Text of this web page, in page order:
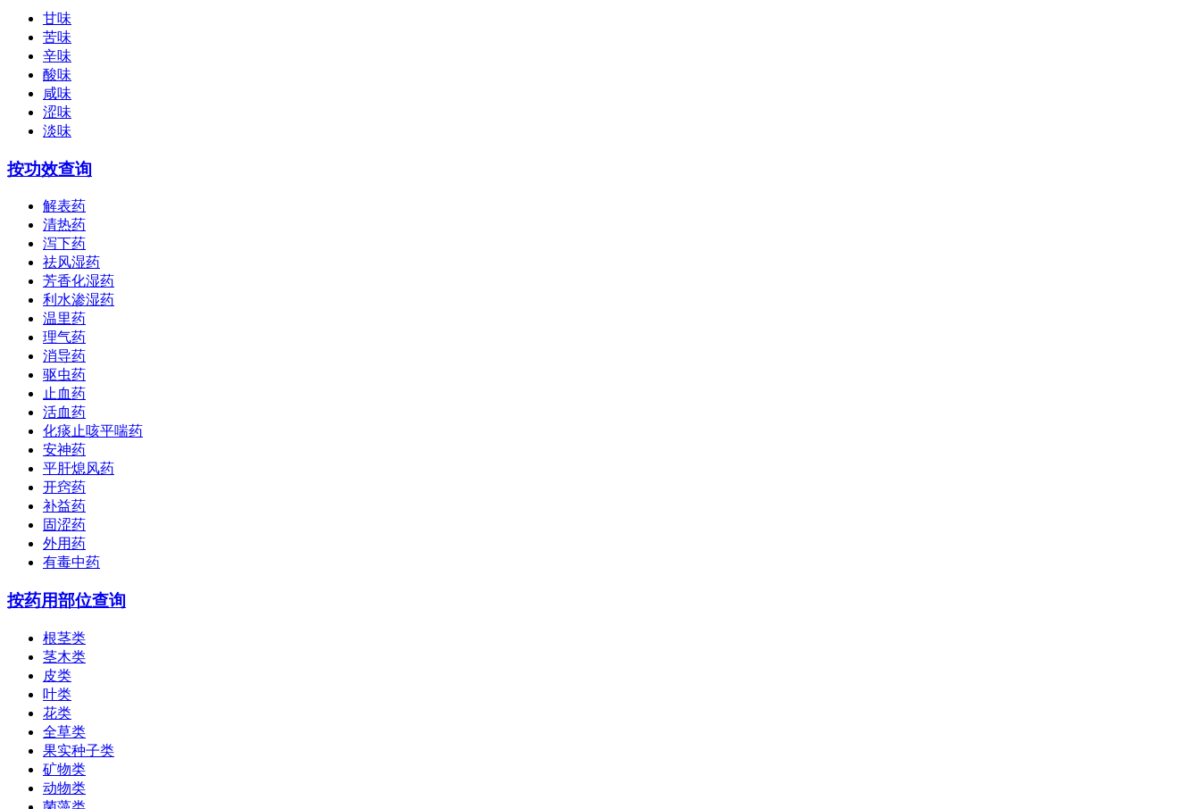
甘味
苦味
辛味
酸味
咸味
涩味
淡味
按功效查询
解表药
清热药
泻下药
祛风湿药
芳香化湿药
利水渗湿药
温里药
理气药
消导药
驱虫药
止血药
活血药
化痰止咳平喘药
安神药
平肝熄风药
开窍药
补益药
固涩药
外用药
有毒中药
按药用部位查询
根茎类
茎木类
皮类
叶类
花类
全草类
果实种子类
矿物类
动物类